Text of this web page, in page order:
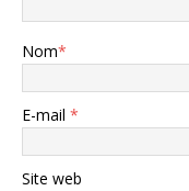
Nom*
E-mail *
Site web